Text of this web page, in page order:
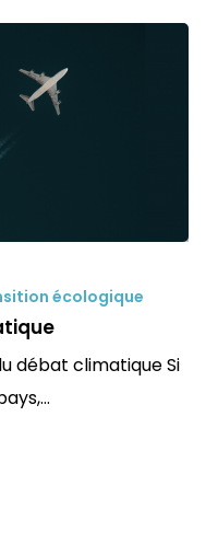
écologique
débat climatique Si